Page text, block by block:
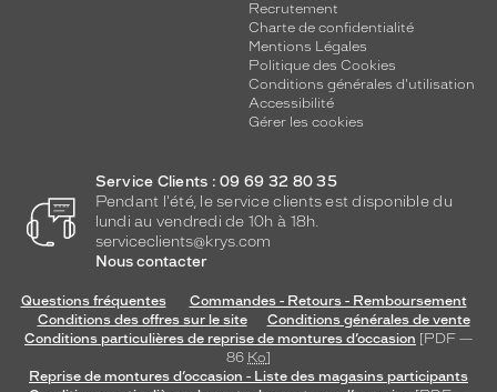
Recrutement
Charte de confidentialité
Mentions Légales
Politique des Cookies
Conditions générales d'utilisation
Accessibilité
Gérer les cookies
Service Clients : 09 69 32 80 35
Pendant l'été, le service clients est disponible du
lundi au vendredi de 10h à 18h.
serviceclients@krys.com
Nous contacter
Questions fréquentes
Commandes - Retours - Remboursement
Conditions des offres sur le site
Conditions générales de vente
Conditions particulières de reprise de montures d’occasion [PDF —
86 Ko]
Reprise de montures d’occasion - Liste des magasins participants